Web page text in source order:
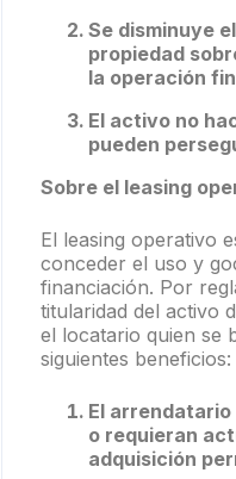
Se disminuye
propiedad
la operación
El activo no
pueden
Sobre el leasing
El leasing operativo
conceder el uso y
financiación. Por
titularidad del activo
el locatario quien se
siguientes beneficios:
El
o requieran
adquisición